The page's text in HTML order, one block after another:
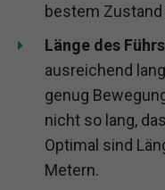
bestem Zustand
Länge des
ausreichend
genug
nicht so lang,
Optimal sind
Metern.